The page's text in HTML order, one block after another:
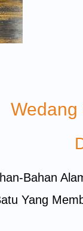
Wedang
Bahan
Yang